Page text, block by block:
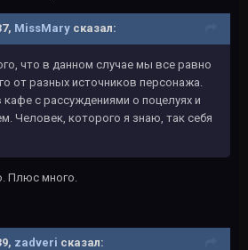
MissMary сказал:
что в данном случае мы все равно
от разных источников персонажа.
с рассуждениями о поцелуях и
Человек, которого я знаю, так себя
Плюс много.
zadveri сказал: